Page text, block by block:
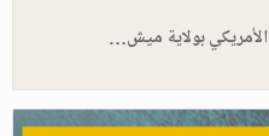
بولاية ميش…